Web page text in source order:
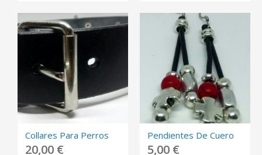
Collares Para Perros
20,00 €
Pendientes De Cuero
5,00 €